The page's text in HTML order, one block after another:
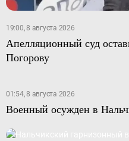
19:00, 8 августа 2026
Апелляционный суд
Погорову
01:54, 8 августа 2026
Военный осужден в